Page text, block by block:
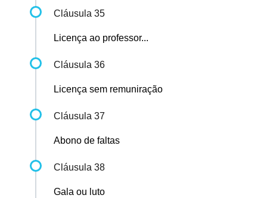
Cláusula 35
Licença ao professor...
Cláusula 36
Licença sem remuniração
Cláusula 37
Abono de faltas
Cláusula 38
Gala ou luto